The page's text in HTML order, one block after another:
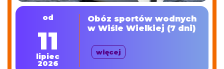
od
11
lipiec
2026
Obóz sportów wodnych
w Wiśle Wielkiej (7 dni)
więcej